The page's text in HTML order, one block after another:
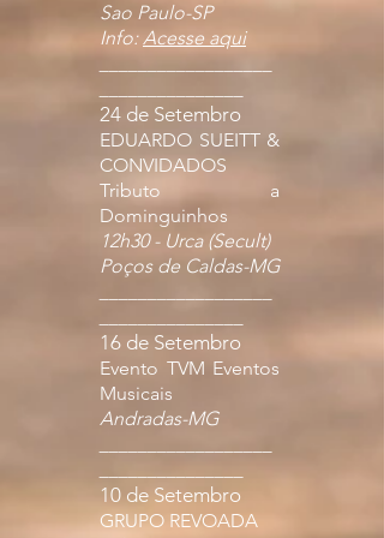
Sao Paulo-SP
Info:Acesse aqui
24 de Setembro
EDUARDO SUEITT &
CONVIDADOS
Tributo a
Dominguinhos
12h30 - Urca (Secult)
Poços de Caldas-MG
16 de Setembro
Evento TVM Eventos
Musicais
Andradas-MG
10 de Setembro
GRUPO REVOADA